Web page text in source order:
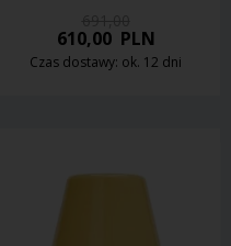
610,00PLN
Czas dostawy: ok. 12 dni